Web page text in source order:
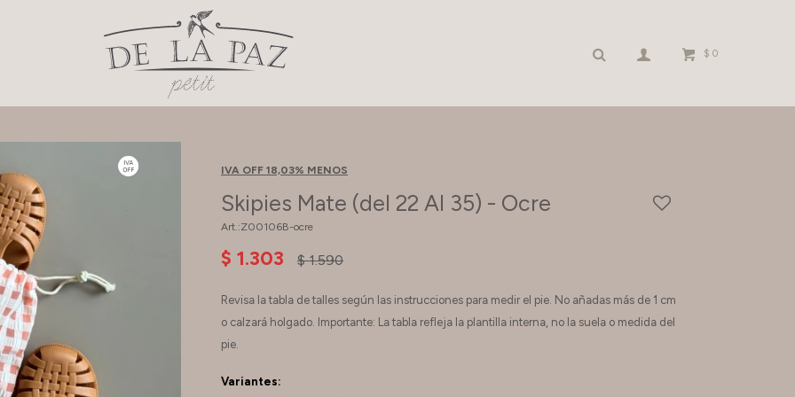
$ 0
IVA OFF 18,03% MENOS
Skipies Mate (del 22 Al 35) - Ocre
Z00106B-ocre
$ 1.303 $ 1.590
Revisa la tabla de talles según las instrucciones para medir el pie. No añadas más de 1 cm
o calzará holgado. Importante: La tabla refleja la plantilla interna, no la suela o medida del
pie.
Variantes: